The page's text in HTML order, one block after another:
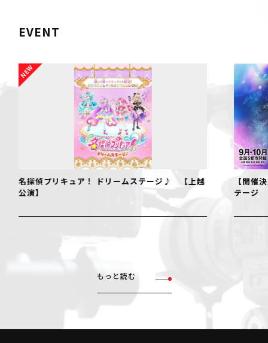
EVENT
名探偵プリキュア！ ドリームステージ♪ 【上越
公演】
【開催
テージ
もっと読む